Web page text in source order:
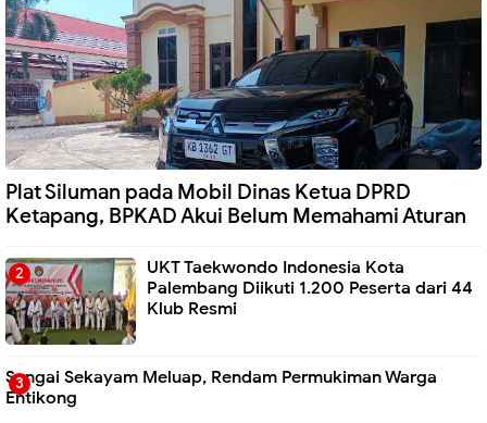
Plat Siluman pada Mobil Dinas Ketua DPRD
Ketapang, BPKAD Akui Belum Memahami Aturan
UKT Taekwondo Indonesia Kota
Palembang Diikuti 1.200 Peserta dari 44
Klub Resmi
Sungai Sekayam Meluap, Rendam Permukiman Warga
Entikong